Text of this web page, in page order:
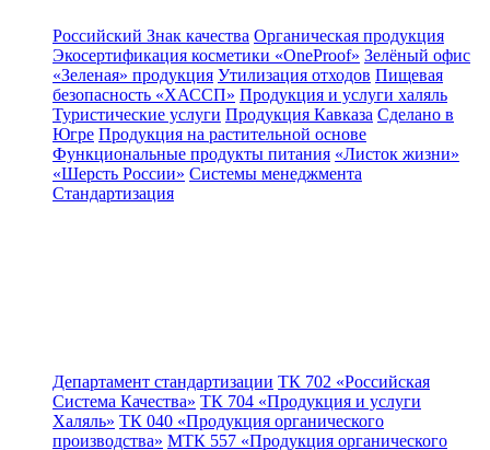
Российский Знак качества Органическая продукция
Экосертификация косметики «OneProof» Зелёный офис
«Зеленая» продукция Утилизация отходов Пищевая
безопасность «ХАССП» Продукция и услуги халяль
Туристические услуги Продукция Кавказа Сделано в
Югре Продукция на растительной основе
Функциональные продукты питания «Листок жизни»
«Шерсть России» Системы менеджмента
Стандартизация
Департамент стандартизации ТК 702 «Российская
Система Качества» ТК 704 «Продукция и услуги
Халяль» ТК 040 «Продукция органического
производства» МТК 557 «Продукция органического